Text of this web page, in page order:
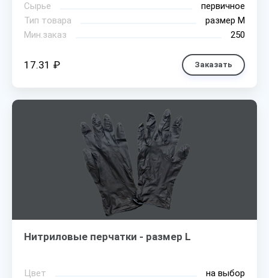
Сырье
первичное
Тип товара
размер М
Мин.заказ
250
17.31 ₽ Заказать
Нитриловые перчатки - размер L
Цвет
на выбор